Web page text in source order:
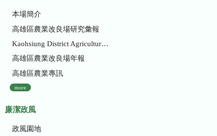
本場簡介
高雄區農業改良場研究彙報
Kaohsiung District Agricultural Research and Extension Station
高雄區農業改良場年報
高雄區農業專訊
more
廉潔政風
政風園地